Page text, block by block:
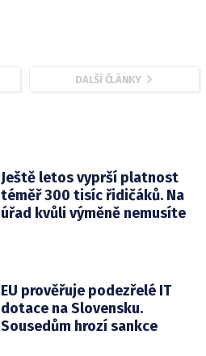
DALŠÍ ČLÁNKY
Ještě letos vyprší platnost
téměř 300 tisíc řidičáků. Na
úřad kvůli výměně nemusíte
EU prověřuje podezřelé IT
dotace na Slovensku.
Sousedům hrozí sankce